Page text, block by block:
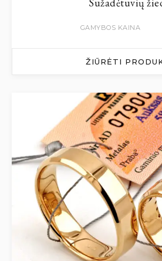
GAMYBOS KAINA
ŽIŪRĖTI